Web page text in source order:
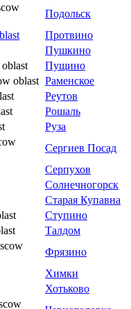
Подольск
Протвино
Пушкино
Пущино
Раменское
Реутов
Рошаль
Руза
Сергиев Посад
Серпухов
Солнечногорск
Старая Купавна
Ступино
Талдом
Фрязино
Химки
Хотьково